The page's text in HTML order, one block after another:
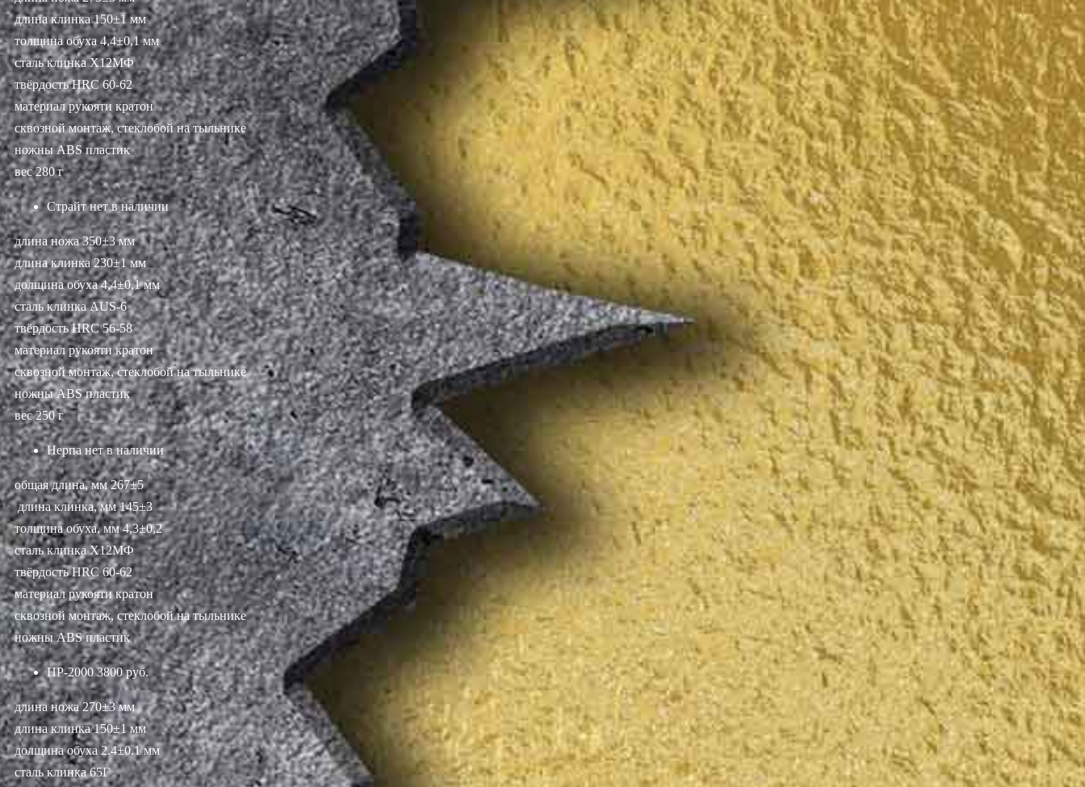
длина клинка 150±1 мм
толщина обуха 4,4±0,1 мм
сталь клинка Х12МФ
твёрдость HRC 60-62
материал рукояти кратон
сквозной монтаж, стеклобой на тыльнике
ножны ABS пластик
вес 280 г
Страйт нет в наличии
длина ножа 350±3 мм
длина клинка 230±1 мм
долщина обуха 4,4±0,1 мм
сталь клинка AUS-6
твёрдость HRC 56-58
материал рукояти кратон
сквозной монтаж, стеклобой на тыльнике
ножны ABS пластик
вес 250 г
Нерпа нет в наличии
общая длина, мм 267±5
длина клинка, мм 145±3
толщина обуха, мм 4,3±0,2
сталь клинка Х12МФ
твёрдость HRC 60-62
материал рукояти кратон
сквозной монтаж, стеклобой на тыльнике
ножны ABS пластик
НР-2000 3800 руб.
длина ножа 270±3 мм
длина клинка 150±1 мм
долщина обуха 2.4±0.1 мм
сталь клинка 65Г